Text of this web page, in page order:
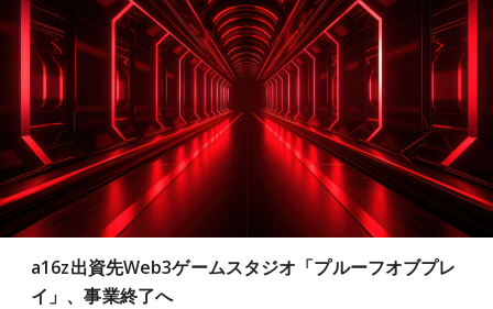
a16z出資先Web3ゲームスタジオ「プルーフオブプレ
イ」、事業終了へ